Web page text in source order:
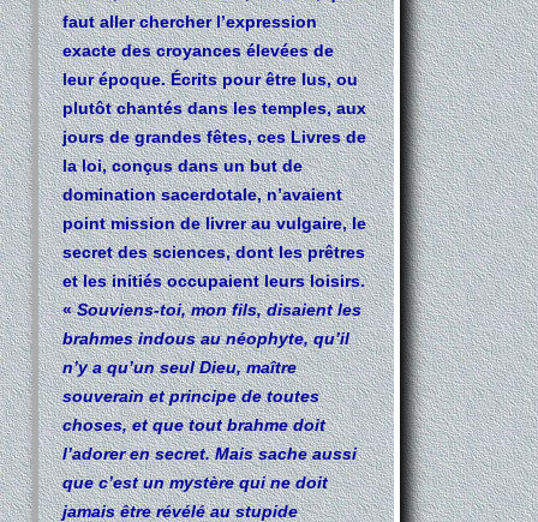
faut aller chercher l’expression
exacte des croyances élevées de
leur époque. Écrits pour être lus, ou
plutôt chantés dans les temples, aux
jours de grandes fêtes, ces Livres de
la loi, conçus dans un but de
domination sacerdotale, n’avaient
point mission de livrer au vulgaire, le
secret des sciences, dont les prêtres
et les initiés occupaient leurs loisirs.
«Souviens-toi, mon fils, disaient les
brahmes indous au néophyte, qu’il
n’y a qu’un seul Dieu, maître
souverain et principe de toutes
choses, et que tout brahme doit
l’adorer en secret. Mais sache aussi
que c’est un mystère qui ne doit
jamais être révélé au stupide